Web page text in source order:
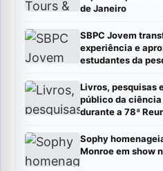
de Janeiro
SBPC Jovem
experiência e
estudantes da
Livros, pesquisas
público da ciência
durante a 78ª
Sophy
Monroe em show